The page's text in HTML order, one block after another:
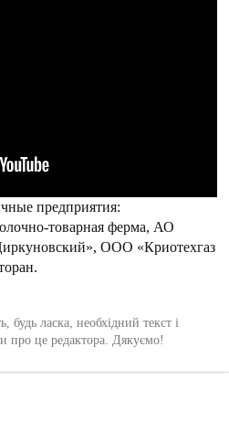
предприятия:
товарная ферма, АО
ООО «Криотехгаз
ласка, необхідний текст і
про це редактора. Дякуємо!